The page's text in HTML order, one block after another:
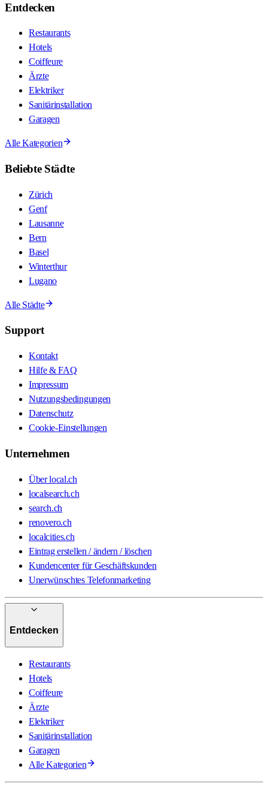
Entdecken
Restaurants
Hotels
Coiffeure
Ärzte
Elektriker
Sanitärinstallation
Garagen
Alle Kategorien
Beliebte Städte
Zürich
Genf
Lausanne
Bern
Basel
Winterthur
Lugano
Alle Städte
Support
Kontakt
Hilfe & FAQ
Impressum
Nutzungsbedingungen
Datenschutz
Cookie-Einstellungen
Unternehmen
Über local.ch
localsearch.ch
search.ch
renovero.ch
localcities.ch
Eintrag erstellen / ändern / löschen
Kundencenter für Geschäftskunden
Unerwünschtes Telefonmarketing
Entdecken
Restaurants
Hotels
Coiffeure
Ärzte
Elektriker
Sanitärinstallation
Garagen
Alle Kategorien